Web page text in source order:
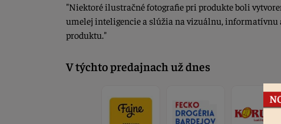
"Niektoré ilustračné fotografie pri produkte boli
umelej inteligencie a slúžia na vizuálnu, informatívnu
produktu."
V týchto predajnach už dnes